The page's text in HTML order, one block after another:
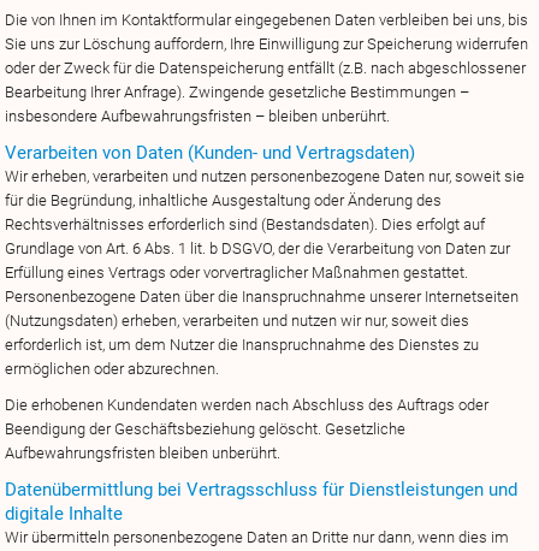
Die von Ihnen im Kontaktformular eingegebenen Daten verbleiben bei uns, bis
Sie uns zur Löschung auffordern, Ihre Einwilligung zur Speicherung widerrufen
oder der Zweck für die Datenspeicherung entfällt (z.B. nach abgeschlossener
Bearbeitung Ihrer Anfrage). Zwingende gesetzliche Bestimmungen –
insbesondere Aufbewahrungsfristen – bleiben unberührt.
Verarbeiten von Daten (Kunden- und Vertragsdaten)
Wir erheben, verarbeiten und nutzen personenbezogene Daten nur, soweit sie
für die Begründung, inhaltliche Ausgestaltung oder Änderung des
Rechtsverhältnisses erforderlich sind (Bestandsdaten). Dies erfolgt auf
Grundlage von Art. 6 Abs. 1 lit. b DSGVO, der die Verarbeitung von Daten zur
Erfüllung eines Vertrags oder vorvertraglicher Maßnahmen gestattet.
Personenbezogene Daten über die Inanspruchnahme unserer Internetseiten
(Nutzungsdaten) erheben, verarbeiten und nutzen wir nur, soweit dies
erforderlich ist, um dem Nutzer die Inanspruchnahme des Dienstes zu
ermöglichen oder abzurechnen.
Die erhobenen Kundendaten werden nach Abschluss des Auftrags oder
Beendigung der Geschäftsbeziehung gelöscht. Gesetzliche
Aufbewahrungsfristen bleiben unberührt.
Datenübermittlung bei Vertragsschluss für Dienstleistungen und
digitale Inhalte
Wir übermitteln personenbezogene Daten an Dritte nur dann, wenn dies im